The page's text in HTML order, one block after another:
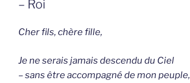
– Roi
Cher fils, chère fille,
Je ne serais jamais descendu du Ciel
– sans être accompagné de mon peuple,